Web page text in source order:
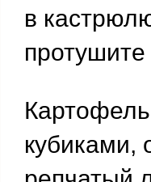
в
протушите
кубиками,